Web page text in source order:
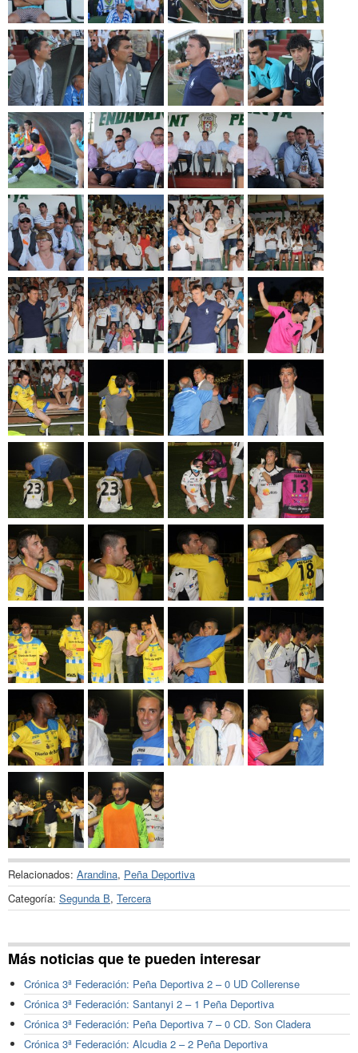
Relacionados: Arandina, Peña Deportiva
Categoría: Segunda B, Tercera
Más noticias que te pueden interesar
Crónica 3ª Federación: Peña Deportiva 2 – 0 UD Collerense
Crónica 3ª Federación: Santanyi 2 – 1 Peña Deportiva
Crónica 3ª Federación: Peña Deportiva 7 – 0 CD. Son Cladera
Crónica 3ª Federación: Alcudia 2 – 2 Peña Deportiva